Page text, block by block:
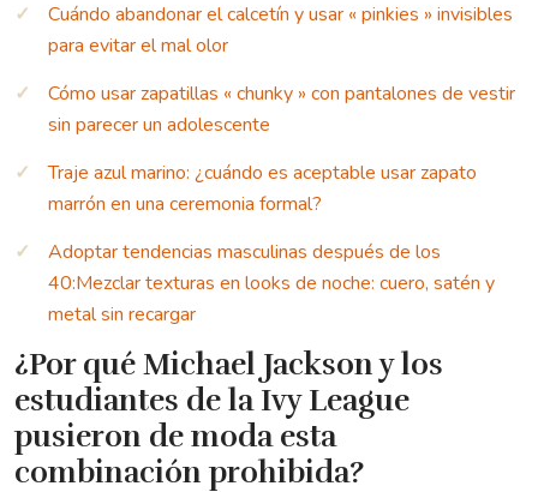
Cuándo abandonar el calcetín y usar « pinkies » invisibles
para evitar el mal olor
Cómo usar zapatillas « chunky » con pantalones de vestir
sin parecer un adolescente
Traje azul marino: ¿cuándo es aceptable usar zapato
marrón en una ceremonia formal?
Adoptar tendencias masculinas después de los
40:Mezclar texturas en looks de noche: cuero, satén y
metal sin recargar
¿Por qué Michael Jackson y los
estudiantes de la Ivy League
pusieron de moda esta
combinación prohibida?